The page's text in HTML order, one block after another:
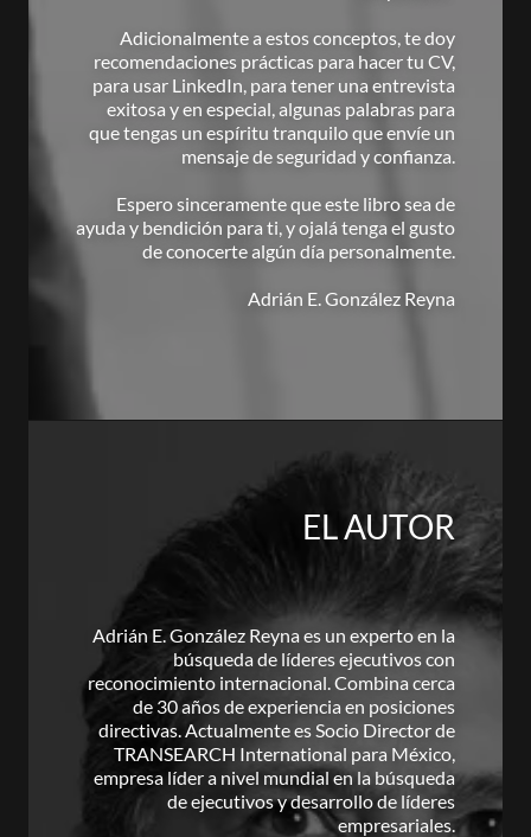
Adicionalmente a estos conceptos, te doy
recomendaciones prácticas para hacer tu CV,
para usar LinkedIn, para tener una entrevista
exitosa y en especial, algunas palabras para
que tengas un espíritu tranquilo que envíe un
mensaje de seguridad y confianza.
Espero sinceramente que este libro sea de
ayuda y bendición para ti, y ojalá tenga el gusto
de conocerte algún día personalmente.
Adrián E. González Reyna
EL AUTOR
Adrián E. González Reyna es un experto en la
búsqueda de líderes ejecutivos con
reconocimiento internacional. Combina cerca
de 30 años de experiencia en posiciones
directivas. Actualmente es Socio Director de
TRANSEARCH International para México,
empresa líder a nivel mundial en la búsqueda
de ejecutivos y desarrollo de líderes
empresariales.